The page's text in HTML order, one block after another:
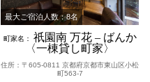
最大ご宿泊人数：8名
町家名：
祇園南 万花 – ばんか
〈一棟貸し町家〉
住所：〒605-0811 京都府京都市東山区小松
町563-7